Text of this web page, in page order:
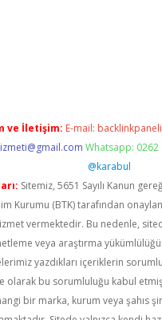
ve İletişim: E-mail:
Whatsapp: 0262
@karabul
Sitemiz, 5651 Sayılı Kanun
Kurumu (BTK) tarafından
vermektedir. Bu nedenle,
veya araştırma
yazdıkları içeriklerin
olarak bu sorumluluğu kabul
bir marka, kurum veya şahıs